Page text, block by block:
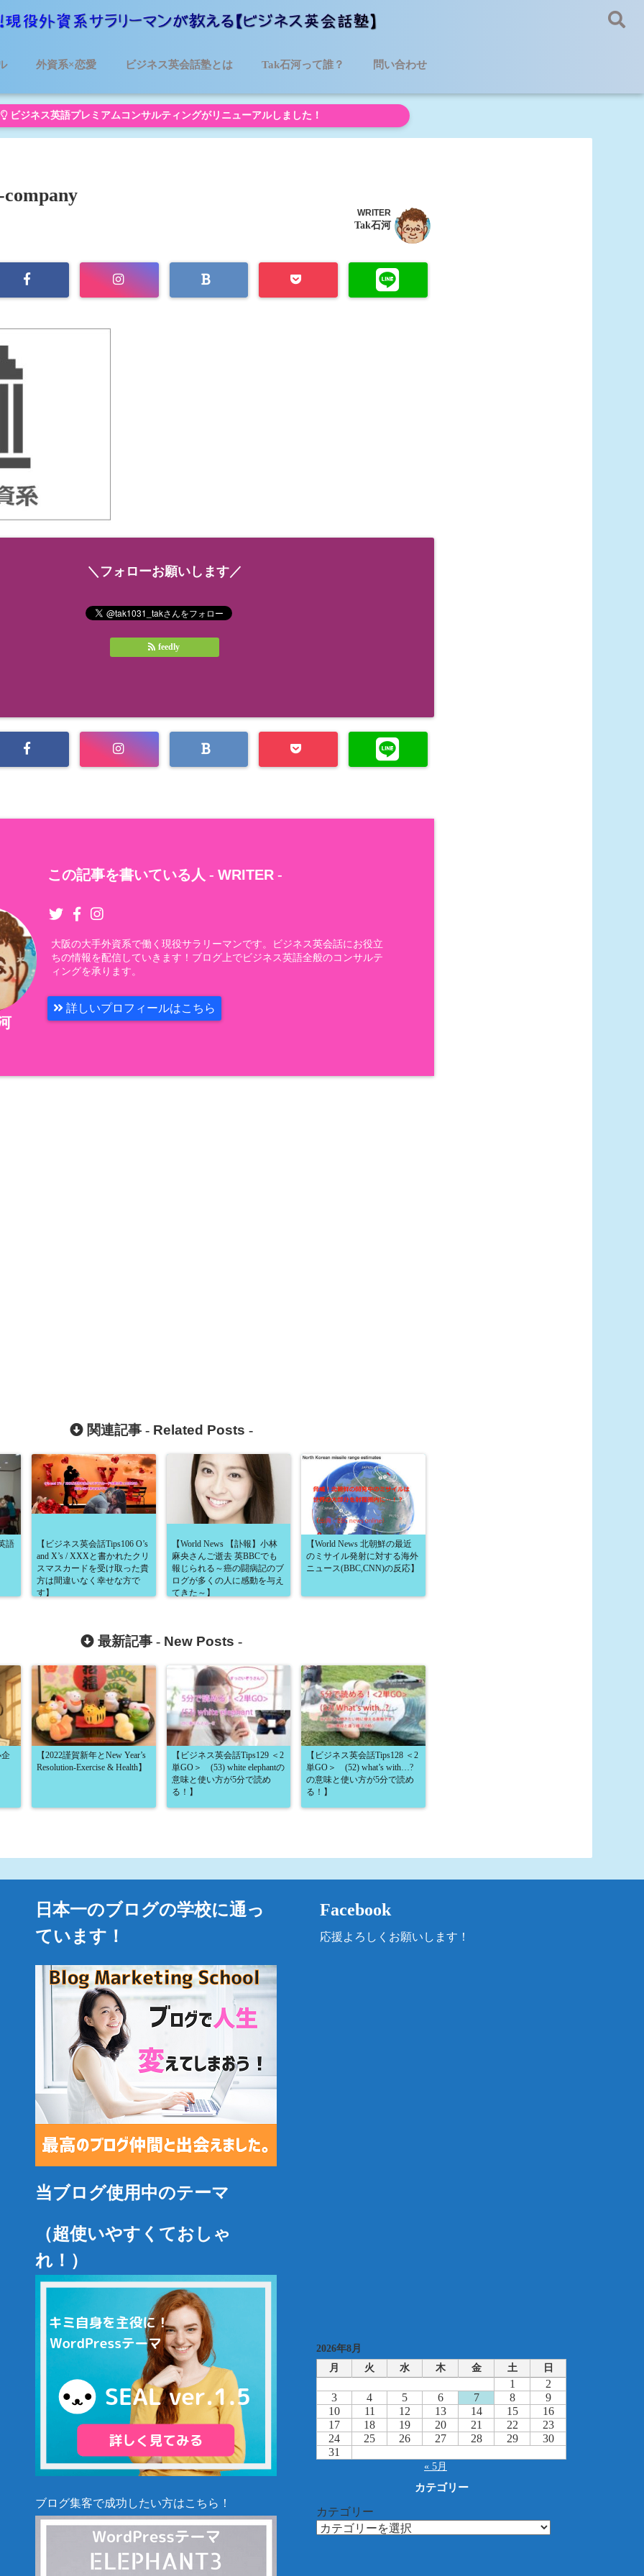
外資系×恋愛 ビジネス英会話塾とは Tak石河って誰？ 問い合わせ
ビジネス英語プレミアムコンサルティングがリニューアルしました！
WRITER
Tak石河
＼フォローお願いします／
feedly
この記事を書いている人 - WRITER-
大阪の大手外資系で働く現役サラリーマンです。ビジネス英会話にお役立
ちの情報を配信していきます！ブログ上でビジネス英語全般のコンサルテ
ィングを承ります。
詳しいプロフィールはこちら
関連記事 - Related Posts -
語
【ビジネス英会話Tips106 O’s
and X’s / XXXと書かれたクリ
スマスカードを受け取った貴
方は間違いなく幸せな方で
す】
【World News 【訃報】小林
麻央さんご逝去 英BBCでも
報じられる～癌の闘病記のブ
ログが多くの人に感動を与え
てきた～】
【World News 北朝鮮の最近
のミサイル発射に対する海外
ニュース(BBC,CNN)の反応】
最新記事 - New Posts -
【2022謹賀新年とNew Year’s
Resolution-Exercise & Health】
【ビジネス英会話Tips129 ＜2
単GO＞ (53) white elephantの
意味と使い方が5分で読め
る！】
【ビジネス英会話Tips128 ＜2
単GO＞ (52) what’s with…?
の意味と使い方が5分で読め
る！】
日本一のブログの学校に通っ
ています！
当ブログ使用中のテーマ
（超使いやすくておしゃ
れ！）
ブログ集客で成功したい方はこちら！
Facebook
応援よろしくお願いします！
2026年8月
月
火 水 木 金 土 日
1
2
3
4 5 6 7 8
9
10
11 12 13 14 15
16
17
18 19 20 21 22
23
24
25 26 27 28 29
30
31
« 5月
カテゴリー
カテゴリー